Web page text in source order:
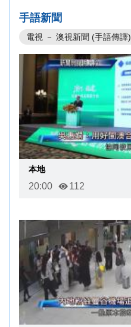
手語新聞
電視 － 澳視新聞 (手語傳譯)
本地
20:00 112